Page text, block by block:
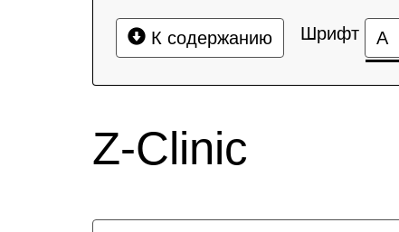
К содержанию Шрифт А
Z-Clinic